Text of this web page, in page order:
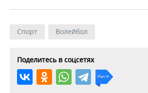
Спорт Волейбол
Поделитесь в соцсетях